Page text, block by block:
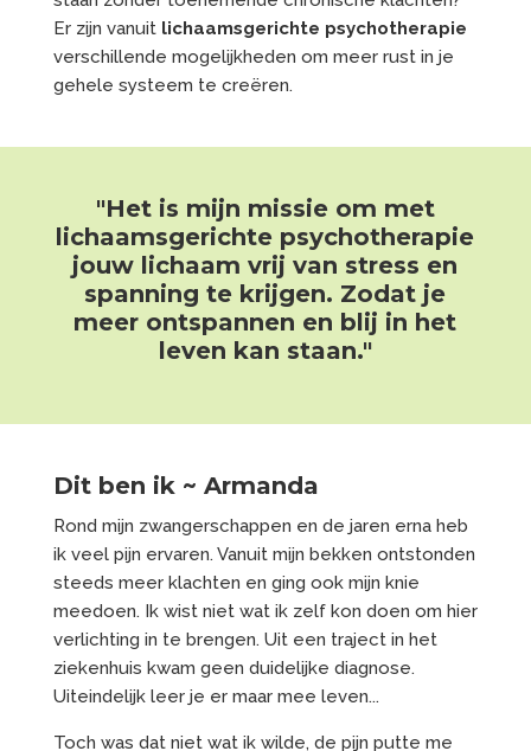
Er zijn vanuit lichaamsgerichte psychotherapie
verschillende mogelijkheden om meer rust in je
gehele systeem te creëren.
"Het is mijn missie om met
lichaamsgerichte psychotherapie
jouw lichaam vrij van stress en
spanning te krijgen. Zodat je
meer ontspannen en blij in het
leven kan staan."
Dit ben ik ~ Armanda
Rond mijn zwangerschappen en de jaren erna heb
ik veel pijn ervaren. Vanuit mijn bekken ontstonden
steeds meer klachten en ging ook mijn knie
meedoen. Ik wist niet wat ik zelf kon doen om hier
verlichting in te brengen. Uit een traject in het
ziekenhuis kwam geen duidelijke diagnose.
Uiteindelijk leer je er maar mee leven...
Toch was dat niet wat ik wilde, de pijn putte me